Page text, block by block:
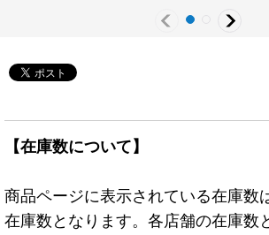
【在庫数について】
商品ページに表示されている在庫数
在庫数となります。各店舗の在庫数